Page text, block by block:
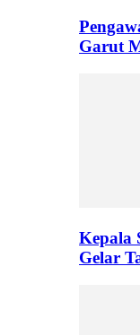
Garut
Kepala
Gelar